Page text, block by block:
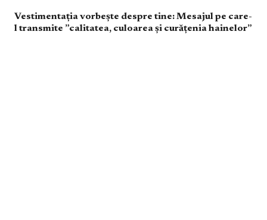
Vestimentația vorbește despre tine: Mesajul pe care-
l transmite ”calitatea, culoarea și curățenia hainelor”